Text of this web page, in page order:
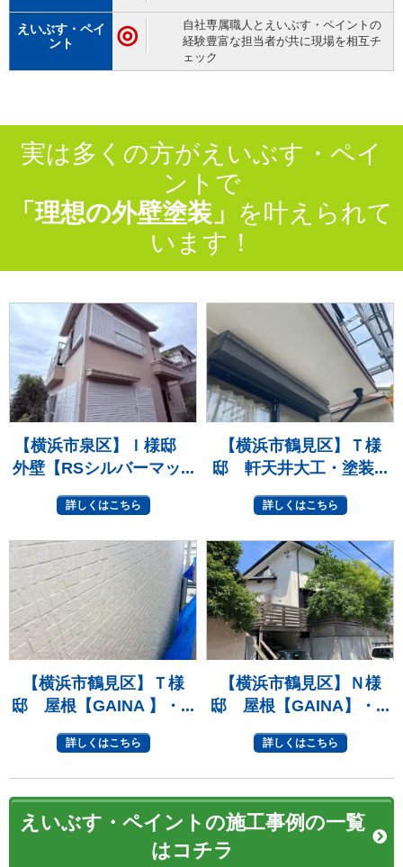
◎
自社専属職人とえいぶす・ペイントの
経験豊富な担当者が共に現場を相互チ
ェック
実は多くの方がえいぶす・ペイ
ントで
「理想の外壁塗装」 を叶えられて
います！
【横浜市泉区】Ｉ様邸
外壁【RSシルバーマッ...
詳しくはこちら
【横浜市鶴見区】Ｔ様
邸 軒天井大工・塗装...
詳しくはこちら
【横浜市鶴見区】Ｔ様
邸 屋根【GAINA 】・...
詳しくはこちら
【横浜市鶴見区】Ｎ様
邸 屋根【GAINA】・...
詳しくはこちら
えいぶす・ペイントの施工事例の一覧
はコチラ